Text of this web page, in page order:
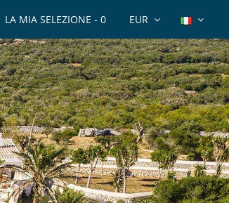
EUR
LA MIA SELEZIONE - 0